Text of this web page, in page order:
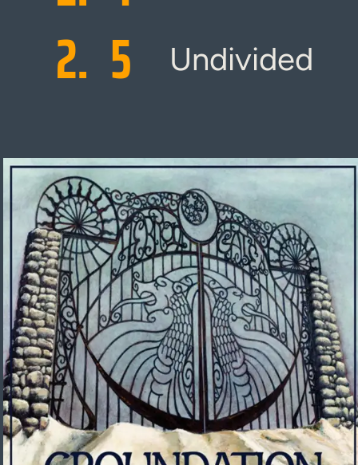
2. 5 Undivided